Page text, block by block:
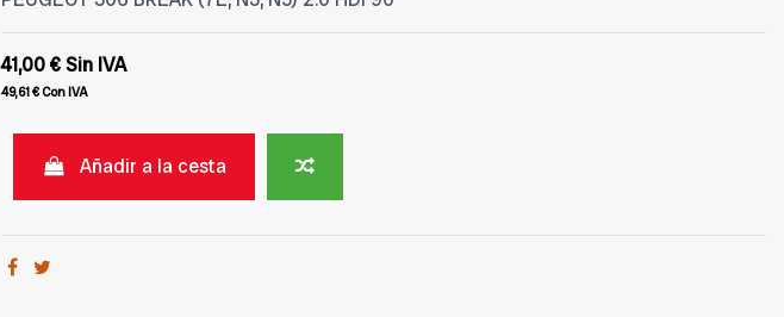
41,00 €Sin IVA
49,61 €Con IVA
Añadir a la cesta